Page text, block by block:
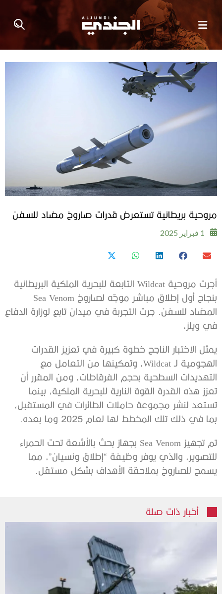
مروحية بريطانية تستعرض قدرات صاروخ مضاد للسفن
1 فبراير 2025
أجرت مروحية Wildcat التابعة للبحرية الملكية البريطانية
بنجاح أول إطلاق مباشر موجّه لصاروخ Sea Venom
المضاد للسفن. جرت التجربة في ميدان تابع لوزارة الدفاع
في ويلز،
يمثل الاختبار الناجح خطوة كبيرة في تعزيز القدرات
الهجومية لـ Wildcat، وتمكينها من التعامل مع
التهديدات السطحية بحجم الفرقاطات، ومن المقرر أن
تعزز هذه القدرة القوة النارية للبحرية الملكية، بينما
تستعد لنشر مجموعة حاملات الطائرات في المستقبل،
بما في ذلك تلك المخطط لها لعام 2025 وما بعده.
تم تجهيز Sea Venom بجهاز بحث بالأشعة تحت الحمراء
للتصوير، والذي يوفر وظيفة “إطلاق ونسيان”، مما
يسمح للصاروخ بملاحقة الأهداف بشكل مستقل.
أخبار ذات صلة